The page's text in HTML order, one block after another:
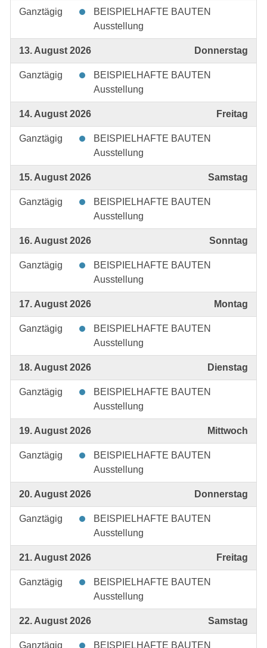
Ganztägig
BEISPIELHAFTE BAUTEN
Ausstellung
13. August 2026 Donnerstag
Ganztägig
BEISPIELHAFTE BAUTEN
Ausstellung
14. August 2026 Freitag
Ganztägig
BEISPIELHAFTE BAUTEN
Ausstellung
15. August 2026 Samstag
Ganztägig
BEISPIELHAFTE BAUTEN
Ausstellung
16. August 2026 Sonntag
Ganztägig
BEISPIELHAFTE BAUTEN
Ausstellung
17. August 2026 Montag
Ganztägig
BEISPIELHAFTE BAUTEN
Ausstellung
18. August 2026 Dienstag
Ganztägig
BEISPIELHAFTE BAUTEN
Ausstellung
19. August 2026 Mittwoch
Ganztägig
BEISPIELHAFTE BAUTEN
Ausstellung
20. August 2026 Donnerstag
Ganztägig
BEISPIELHAFTE BAUTEN
Ausstellung
21. August 2026 Freitag
Ganztägig
BEISPIELHAFTE BAUTEN
Ausstellung
22. August 2026 Samstag
Ganztägig
BEISPIELHAFTE BAUTEN